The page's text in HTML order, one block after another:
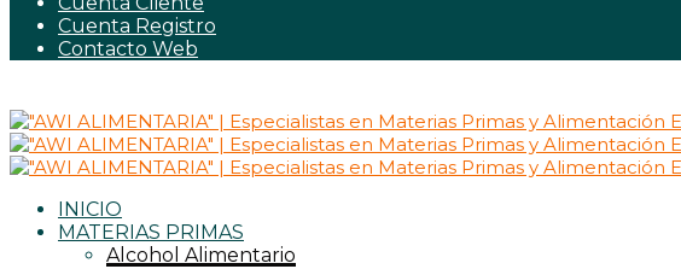
Cuenta Registro
Contacto Web
INICIO
MATERIAS PRIMAS
Alcohol Alimentario